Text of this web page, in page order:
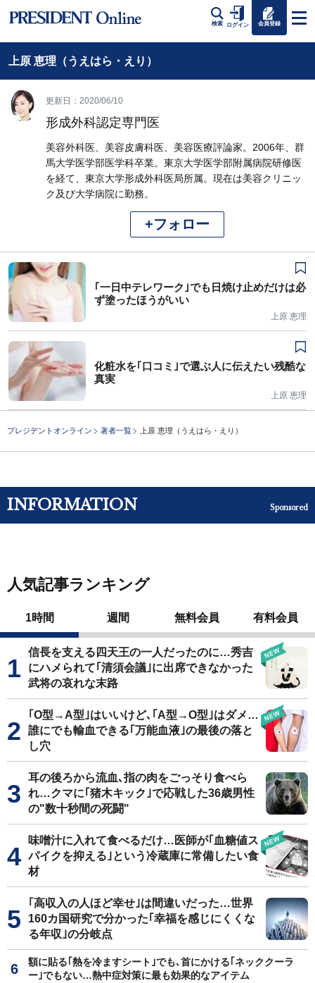
検索 ログイン 会員登録
上原 恵理（うえはら・えり）
更新日：2020/06/10
形成外科認定専門医
美容外科医、美容皮膚科医、美容医療評論家。2006年、群
馬大学医学部医学科卒業。東京大学医学部附属病院研修医
を経て、東京大学形成外科医局所属。現在は美容クリニッ
ク及び大学病院に勤務。
+フォロー
｢一日中テレワーク｣でも日焼け止めだけは必
ず塗ったほうがいい
上原 恵理
化粧水を｢口コミ｣で選ぶ人に伝えたい残酷な
真実
上原 恵理
プレジデントオンライン 著者一覧 上原 恵理（うえはら・えり）
INFORMATION Sponsored
人気記事ランキング
1時間 週間 無料会員 有料会員
信長を支える四天王の一人だったのに…秀吉
にハメられて｢清須会議｣に出席できなかった
武将の哀れな末路
｢O型→A型｣はいいけど､｢A型→O型｣はダメ…
誰にでも輸血できる｢万能血液｣の最後の落と
し穴
耳の後ろから流血､指の肉をごっそり食べら
れ…クマに｢猪木キック｣で応戦した36歳男性
の"数十秒間の死闘"
味噌汁に入れて食べるだけ…医師が｢血糖値ス
パイクを抑える｣という冷蔵庫に常備したい食
材
｢高収入の人ほど幸せ｣は間違いだった…世界
160カ国研究で分かった｢幸福を感じにくくな
る年収｣の分岐点
額に貼る｢熱を冷ますシート｣でも､首にかける｢ネッククーラ
ー｣でもない…熱中症対策に最も効果的なアイテム